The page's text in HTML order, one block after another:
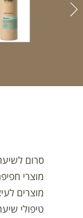
סרום
מוצרי
מוצרים
טיפולי